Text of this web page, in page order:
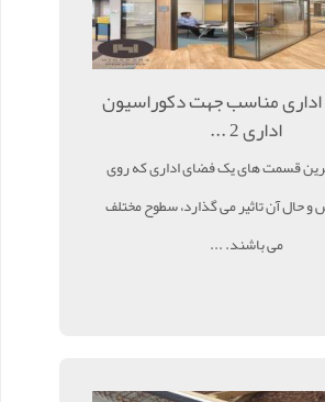
مناسب جهت دکوراسیون
اداری 2 ...
قسمت های یک فضای اداری که روی
حال آن تاثیر می گذارد، سطوح مختلف
می باشند. ...